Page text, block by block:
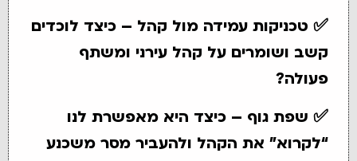
✅ טכניקות עמידה מול קהל – כיצד לוכדים
קשב ושומרים על קהל עירני ומשתף
פעולה?
✅ שפת גוף – כיצד היא מאפשרת לנו
“לקרוא” את הקהל ולהעביר מסר משכנע